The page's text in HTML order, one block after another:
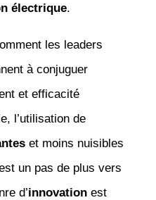
électrique.
les leaders
à conjuguer
et efficacité
l’utilisation de
et moins nuisibles
un pas de plus vers
d’innovationest